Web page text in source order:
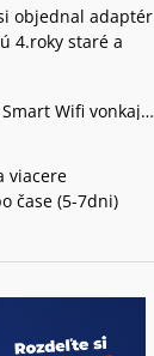
objednal adaptér
4.roky staré a
Securia Pro N908SF-5MP Smart Wifi vonkajšia 360 Kamera Dome, plast
z 5 hviezdičiek.
viacere
čase (5-7dni)